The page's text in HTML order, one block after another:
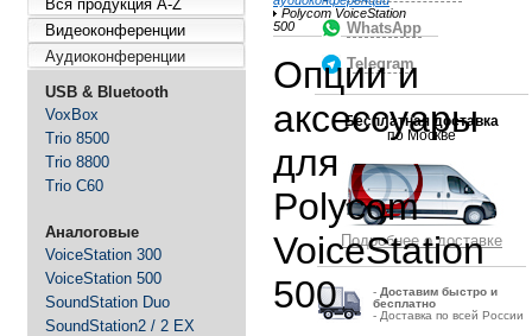
Вся продукция A-Z
Видеоконференции
Аудиоконференции
USB & Bluetooth
VoxBox
Trio 8500
Trio 8800
Trio C60
Аналоговые
VoiceStation 300
VoiceStation 500
SoundStation Duo
SoundStation2 / 2 EX
WhatsApp
Telegram
Бесплатная доставка
по Москве
Подробнее о доставке
- Доставим быстро и
бесплатно
- Доставка по всей России
Polycom VoiceStation
500
Опции и
аксессуары
для
Polycom
VoiceStation
500